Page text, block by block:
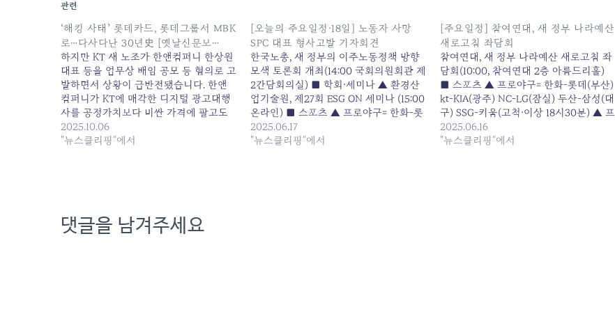
관련
‘해킹 사태’ 롯데카드, 롯데그룹서 MBK
로…다사다난 30년史 [옛날신문보…
하지만 KT 새 노조가 한앤컴퍼니 한상원
대표 등을 업무상 배임 공모 등 혐의로 고
발하면서 상황이 급반전됐습니다. 한앤
컴퍼니가 KT에 매각한 디지털 광고대행
사를 공정가치보다 비싼 가격에 팔고도
증여세를... 원본 기사: '해킹 사태' 롯데카
드, 롯데그룹서 MBK로…다사다난 30년
2025.10.06
"뉴스클리핑"에서
[오늘의 주요일정·18일] 노동자 사망
SPC 대표 형사고발 기자회견
한국노총, 새 정부의 이주노동정책 방향
모색 토론회 개최(14:00 국회의원회관 제
2간담회의실) ■ 학회·세미나 ▲ 환경산
업기술원, 제27회 ESG ON 세미나 (15:00
온라인) ■ 스포츠 ▲ 프로야구= 한화-롯
데(부산) kt-KIA... 원본 기사: [오늘의 주
요일정·18일] 노동자 사망 SPC 대표 형사
2025.06.17
"뉴스클리핑"에서
[주요일정] 참여연대, 새 정부 나라예산
새로고침 좌담회
참여연대, 새 정부 나라예산 새로고침 좌
담회(10:00, 참여연대 2층 아름드리홀)
■ 스포츠 ▲ 프로야구= 한화-롯데(부산)
kt-KIA(광주) NC-LG(잠실) 두산-삼성(대
구) SSG-키움(고척·이상 18시30분) ▲ 프
로축구= 전북-수원FC... 원본 기사: [주요
일정] 참여연대, 새 정부 나라예산 새로고
2025.06.16
"뉴스클리핑"에서
댓글을 남겨주세요